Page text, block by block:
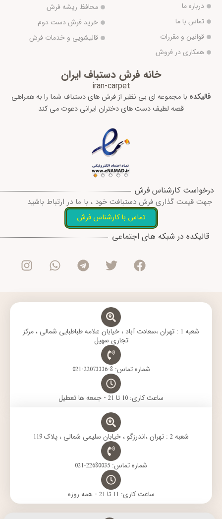
درباره ما
تماس با ما
قوانین و مقررات
همکاری در فروش
محافظ ریشه فرش
خرید فرش دست دوم
قالیشویی و خدمات فرش
خانه فرش دستباف ایران
iran-carpet
قالیکده با مجموعه ای بی نظیر از فرش های دستباف شما را به همراهی
قصه لطیف دست های دختران ایرانی دعوت می کند
درخواست کارشناس فرش
جهت قیمت گذاری فرش دستبافت خود ، با ما در ارتباط باشید
تماس با کارشناس فرش
قالیکده در شبکه های اجتماعی
F
c
e
o
T
i
t
e
r
T
l
e
r
W
a
t
a
I
s
t
g
m
شعبه 1 : تهران ،سعادت آباد ، خیابان علامه طباطبایی شمالی ، مرکز
تجاری سهیل
شماره تماس: 8-22073336-021
ساعت کاری: 10 تا 21 - جمعه ها تعطیل
شعبه 2 : تهران ،اندرزگو ، خیابان سلیمی شمالی ، پلاک 119
شماره تماس: 22680035-021
ساعت کاری: 11 تا 21 - همه روزه